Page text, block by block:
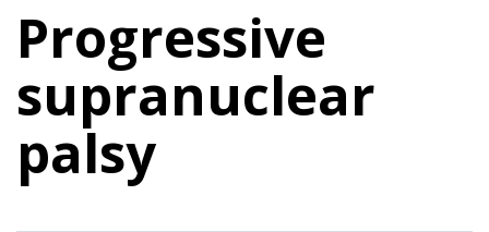
Progressive
supranuclear
palsy